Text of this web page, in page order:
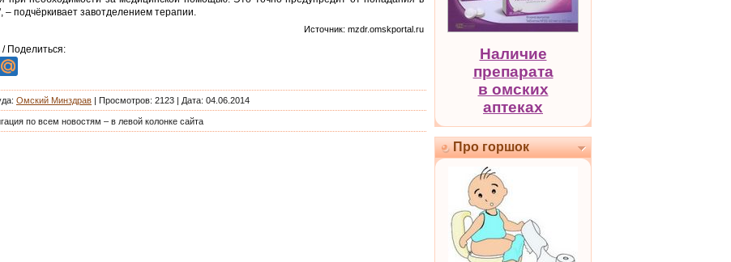
– подчёркивает завотделением терапии.
Источник: mzdr.omskportal.ru
/ Поделиться:
: Омский Минздрав | Просмотров: 2123 | Дата: 04.06.2014
по всем новостям – в левой колонке сайта
Наличие
препарата
в омских
аптеках
Про горшок